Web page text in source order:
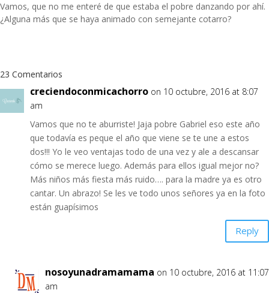
Vamos, que no me enteré de que estaba el pobre danzando por ahí.
¿Alguna más que se haya animado con semejante cotarro?
23 Comentarios
creciendoconmicachorro on 10 octubre, 2016 at 8:07
am
Vamos que no te aburriste! Jaja pobre Gabriel eso este año
que todavía es peque el año que viene se te une a estos
dos!!! Yo le veo ventajas todo de una vez y ale a descansar
cómo se merece luego. Además para ellos igual mejor no?
Más niños más fiesta más ruido…. para la madre ya es otro
cantar. Un abrazo! Se les ve todo unos señores ya en la foto
están guapísimos
Reply
nosoyunadramamama on 10 octubre, 2016 at 11:07
am